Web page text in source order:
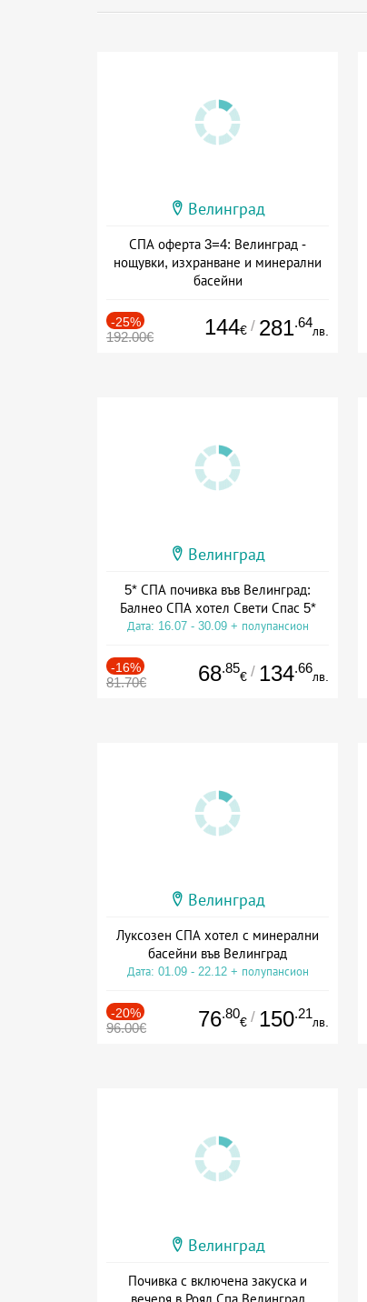
Велинград
СПА оферта 3=4: Велинград -
нощувки, изхранване и минерални
басейни
-25%
192.00€ 144€ / 281.64
лв.
Велинград
5* СПА почивка във Велинград:
Балнео СПА хотел Свети Спас 5*
Дата: 16.07 - 30.09 + полупансион
-16%
81.70€ 68.85
€ / 134.66
лв.
Велинград
Луксозен СПА хотел с минерални
басейни във Велинград
Дата: 01.09 - 22.12 + полупансион
-20%
96.00€ 76.80
€ / 150.21
лв.
Велинград
Почивка с включена закуска и
вечеря в Роял Спа Велинград